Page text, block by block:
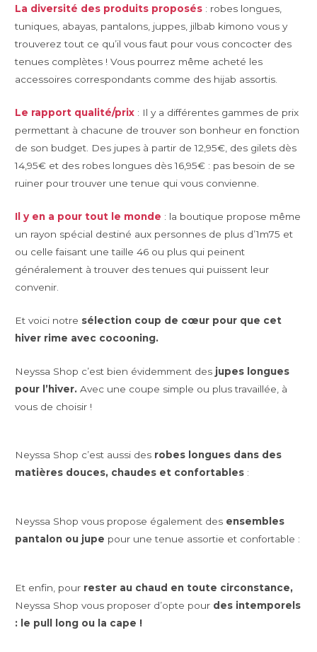
La diversité des produits proposés : robes longues,
tuniques, abayas, pantalons, juppes, jilbab kimono vous y
trouverez tout ce qu’il vous faut pour vous concocter des
tenues complètes ! Vous pourrez même acheté les
accessoires correspondants comme des hijab assortis.
Le rapport qualité/prix : Il y a différentes gammes de prix
permettant à chacune de trouver son bonheur en fonction
de son budget. Des jupes à partir de 12,95€, des gilets dès
14,95€ et des robes longues dès 16,95€ : pas besoin de se
ruiner pour trouver une tenue qui vous convienne.
Il y en a pour tout le monde : la boutique propose même
un rayon spécial destiné aux personnes de plus d’1m75 et
ou celle faisant une taille 46 ou plus qui peinent
généralement à trouver des tenues qui puissent leur
convenir.
Et voici notre sélection coup de cœur pour que cet
hiver rime avec cocooning.
Neyssa Shop c’est bien évidemment des jupes longues
pour l’hiver. Avec une coupe simple ou plus travaillée, à
vous de choisir !
Neyssa Shop c’est aussi des robes longues dans des
matières douces, chaudes et confortables :
Neyssa Shop vous propose également des ensembles
pantalon ou jupe pour une tenue assortie et confortable :
Et enfin, pour rester au chaud en toute circonstance,
Neyssa Shop vous proposer d’opte pour des intemporels
: le pull long ou la cape !